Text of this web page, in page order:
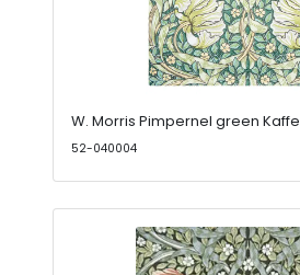
W. Morris Pimpernel green Kaffe
52-040004